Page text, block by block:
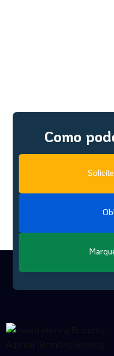
Como